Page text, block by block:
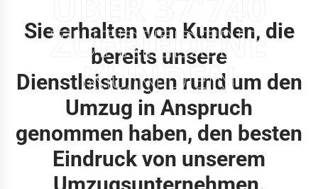
ZUFRIEDENE
KUNDEN
Sie erhalten von Kunden, die
bereits unsere
Dienstleistungen rund um den
Umzug in Anspruch
genommen haben, den besten
Eindruck von unserem